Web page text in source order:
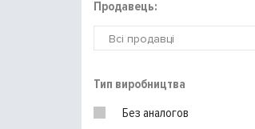
Продавець:
Тип виробництва
Без аналогов